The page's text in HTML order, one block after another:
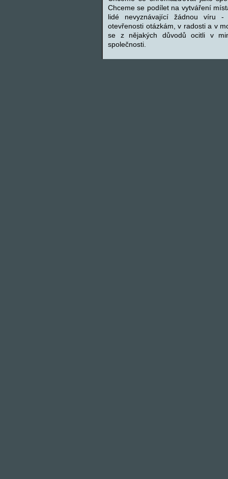
Chceme se podílet na vytváření
lidé nevyznávající žádnou víru
otevřenosti otázkám, v radosti a v
se z nějakých důvodů ocitli v
společnosti.